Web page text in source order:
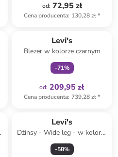
od: 72,95 zł
Cena producenta: 130,28 zł*
Levi's
Blezer w kolorze czarnym
-71%
od: 209,95 zł
Cena producenta: 739,28 zł*
Levi's
Dżinsy - Wide leg - w kolorze
granatowym
-58%